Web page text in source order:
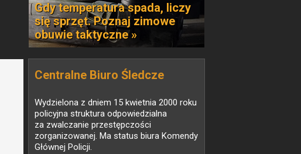
Gdy temperatura spada, liczy
się sprzęt. Poznaj zimowe
obuwie taktyczne »
Centralne Biuro Śledcze
Wydzielona z dniem 15 kwietnia 2000 roku
policyjna struktura odpowiedzialna
za zwalczanie przestępczości
zorganizowanej. Ma status biura Komendy
Głównej Policji.